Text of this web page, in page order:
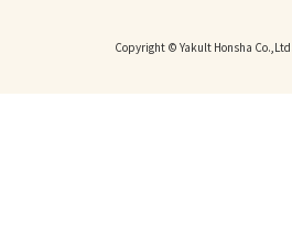
Copyright © Yakult Honsha